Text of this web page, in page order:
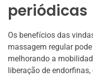
periódicas
Os benefícios das
massagem regular
melhorando a
liberação de